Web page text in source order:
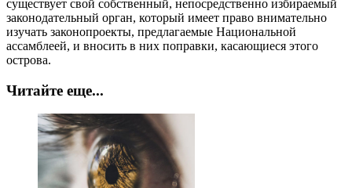
существует свой собственный, непосредственно избираемый
законодательный орган, который имеет право внимательно
изучать законопроекты, предлагаемые Национальной
ассамблеей, и вносить в них поправки, касающиеся этого
острова.
Читайте еще...